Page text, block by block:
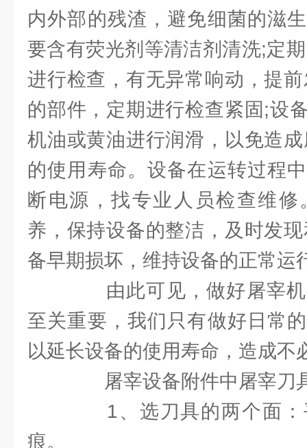
内外部的残渣，避免细菌的滋
要含有荧光剂等清洁剂清洗;定
进行检查，有无异常响动，提
的部件，定期进行检查紧固;设
机油或黄油进行润滑，以免造
的使用寿命。设备在运转过程
断电源，找专业人员检查维
养，保持设备的整洁，及时发
备早期损坏，维持设备的正常运
由此可见，做好屠宰机
至关重要，我们只有做好日常
以延长设备的使用寿命，造成不
屠宰设备附件中屠宰刀
1、选刀具的两个面：
痕。